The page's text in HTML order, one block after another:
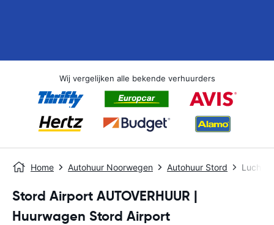
Wij vergelijken alle bekende verhuurders
Home Autohuur Noorwegen Autohuur Stord
Stord Airport AUTOVERHUUR |
Huurwagen Stord Airport